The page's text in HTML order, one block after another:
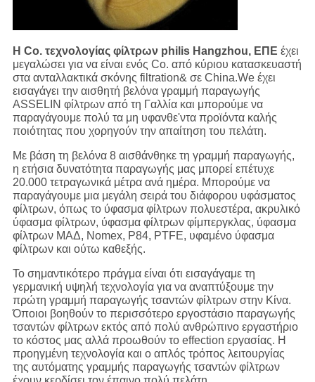
Η Co. τεχνολογίας φίλτρων philis Hangzhou, ΕΠΕ έχει
μεγαλώσει για να είναι ενός Co. από κύριου κατασκευαστή
στα ανταλλακτικά σκόνης filtration& σε China.We έχει
εισαγάγει την αισθητή βελόνα γραμμή παραγωγής
ASSELIN φίλτρων από τη Γαλλία και μπορούμε να
παραγάγουμε πολύ τα μη υφανθε'ντα προϊόντα καλής
ποιότητας που χορηγούν την απαίτηση του πελάτη.
Με βάση τη βελόνα 8 αισθάνθηκε τη γραμμή παραγωγής,
η ετήσια δυνατότητα παραγωγής μας μπορεί επέτυχε
20.000 τετραγωνικά μέτρα ανά ημέρα. Μπορούμε να
παραγάγουμε μια μεγάλη σειρά του διάφορου υφάσματος
φίλτρων, όπως το ύφασμα φίλτρων πολυεστέρα, ακρυλικό
ύφασμα φίλτρων, ύφασμα φίλτρων φίμπεργκλας, ύφασμα
φίλτρων ΜΑΔ, Nomex, P84, PTFE, υφαμένο ύφασμα
φίλτρων και ούτω καθεξής.
Το σημαντικότερο πράγμα είναι ότι εισαγάγαμε τη
γερμανική υψηλή τεχνολογία για να αναπτύξουμε την
πρώτη γραμμή παραγωγής τσαντών φίλτρων στην Κίνα.
Όποιοι βοηθούν το περισσότερο εργοστάσιο παραγωγής
τσαντών φίλτρων εκτός από πολύ ανθρώπινο εργαστήριο
το κόστος μας αλλά προωθούν το effection εργασίας. Η
προηγμένη τεχνολογία και ο απλός τρόπος λειτουργίας
της αυτόματης γραμμής παραγωγής τσαντών φίλτρων